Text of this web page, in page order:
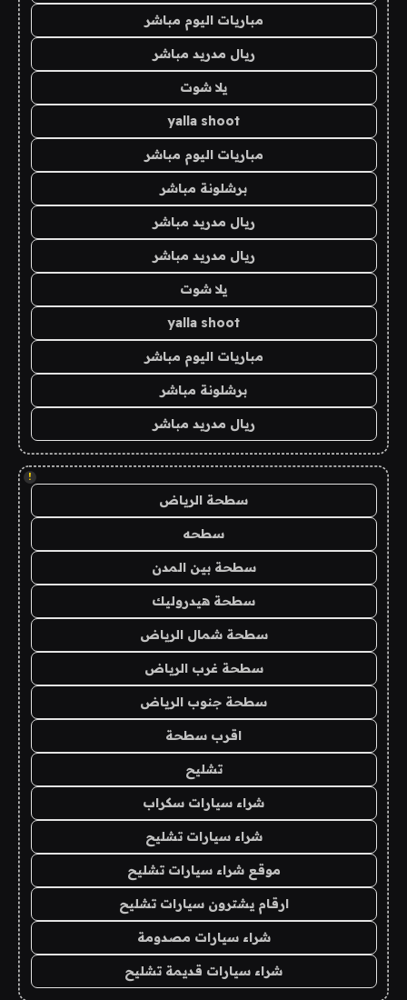
مباريات اليوم مباشر
ريال مدريد مباشر
يلا شوت
yalla shoot
مباريات اليوم مباشر
برشلونة مباشر
ريال مدريد مباشر
ريال مدريد مباشر
يلا شوت
yalla shoot
مباريات اليوم مباشر
برشلونة مباشر
ريال مدريد مباشر
!
سطحة الرياض
سطحه
سطحة بين المدن
سطحة هيدروليك
سطحة شمال الرياض
سطحة غرب الرياض
سطحة جنوب الرياض
اقرب سطحة
تشليح
شراء سيارات سكراب
شراء سيارات تشليح
موقع شراء سيارات تشليح
ارقام يشترون سيارات تشليح
شراء سيارات مصدومة
شراء سيارات قديمة تشليح